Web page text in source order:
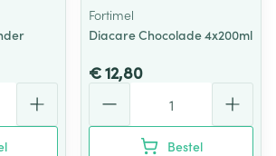
Fortimel
Diacare Chocolade 4x200ml
€ 12,80
Bestel